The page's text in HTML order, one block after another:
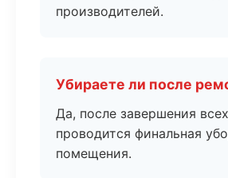
производителей.
Убираете ли после
Да, после завершения
проводится финальная
помещения.